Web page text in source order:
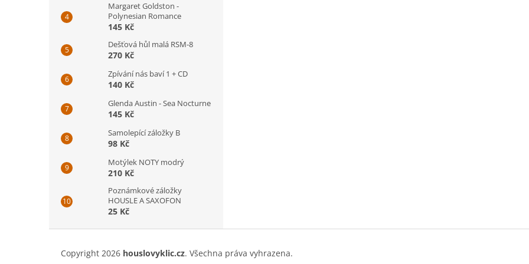
Margaret Goldston -
Polynesian Romance
145 Kč
Dešťová hůl malá RSM-8
270 Kč
Zpívání nás baví 1 + CD
140 Kč
Glenda Austin - Sea Nocturne
145 Kč
Samolepící záložky B
98 Kč
Motýlek NOTY modrý
210 Kč
Poznámkové záložky
HOUSLE A SAXOFON
25 Kč
Copyright 2026 houslovyklic.cz. Všechna práva vyhrazena.